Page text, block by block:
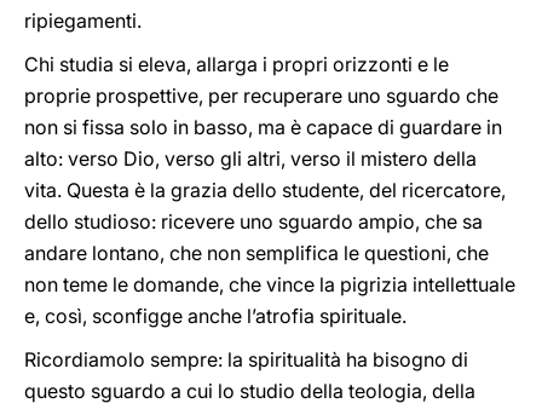
ripiegamenti.
Chi studia si eleva, allarga i propri orizzonti e le
proprie prospettive, per recuperare uno sguardo che
non si fissa solo in basso, ma è capace di guardare in
alto: verso Dio, verso gli altri, verso il mistero della
vita. Questa è la grazia dello studente, del ricercatore,
dello studioso: ricevere uno sguardo ampio, che sa
andare lontano, che non semplifica le questioni, che
non teme le domande, che vince la pigrizia intellettuale
e, così, sconfigge anche l’atrofia spirituale.
Ricordiamolo sempre: la spiritualità ha bisogno di
questo sguardo a cui lo studio della teologia, della